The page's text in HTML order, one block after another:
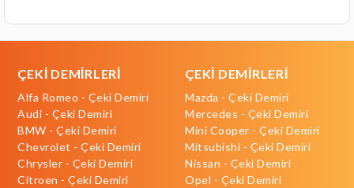
ÇEKİ DEMİRLERİ
Alfa Romeo - Çeki Demiri
Audi - Çeki Demiri
BMW - Çeki Demiri
Chevrolet - Çeki Demiri
Chrysler - Çeki Demiri
Citroen - Çeki Demiri
ÇEKİ DEMİRLERİ
Mazda - Çeki Demiri
Mercedes - Çeki Demiri
Mini Cooper - Çeki Demiri
Mitsubishi - Çeki Demiri
Nissan - Çeki Demiri
Opel - Çeki Demiri